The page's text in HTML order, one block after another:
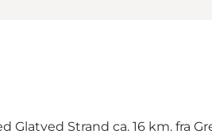
Glatved Strand ca. 16 km. fra